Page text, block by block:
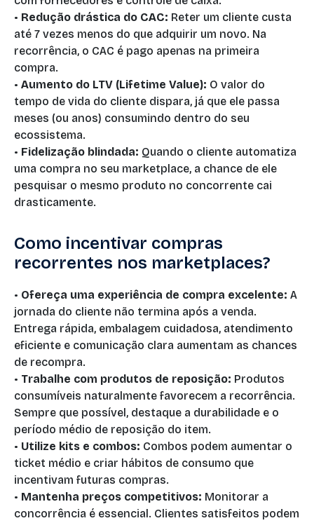
• Redução drástica do CAC: Reter um cliente custa
até 7 vezes menos do que adquirir um novo. Na
recorrência, o CAC é pago apenas na primeira
compra.
• Aumento do LTV (Lifetime Value): O valor do
tempo de vida do cliente dispara, já que ele passa
meses (ou anos) consumindo dentro do seu
ecossistema.
• Fidelização blindada: Quando o cliente automatiza
uma compra no seu marketplace, a chance de ele
pesquisar o mesmo produto no concorrente cai
drasticamente.
Como incentivar compras
recorrentes nos marketplaces?
• Ofereça uma experiência de compra excelente: A
jornada do cliente não termina após a venda.
Entrega rápida, embalagem cuidadosa, atendimento
eficiente e comunicação clara aumentam as chances
de recompra.
• Trabalhe com produtos de reposição: Produtos
consumíveis naturalmente favorecem a recorrência.
Sempre que possível, destaque a durabilidade e o
período médio de reposição do item.
• Utilize kits e combos: Combos podem aumentar o
ticket médio e criar hábitos de consumo que
incentivam futuras compras.
• Mantenha preços competitivos: Monitorar a
concorrência é essencial. Clientes satisfeitos podem